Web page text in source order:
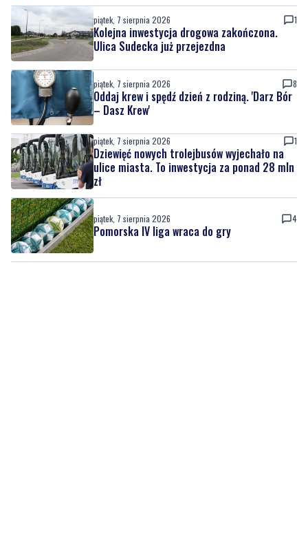
piątek, 7 sierpnia 2026 1
Kolejna inwestycja drogowa zakończona.
Ulica Sudecka już przejezdna
piątek, 7 sierpnia 2026 8
Oddaj krew i spędź dzień z rodziną. 'Darz Bór
– Dasz Krew'
piątek, 7 sierpnia 2026 1
Dziewięć nowych trolejbusów wyjechało na
ulice miasta. To inwestycja za ponad 28 mln
zł
piątek, 7 sierpnia 2026 4
Pomorska IV liga wraca do gry